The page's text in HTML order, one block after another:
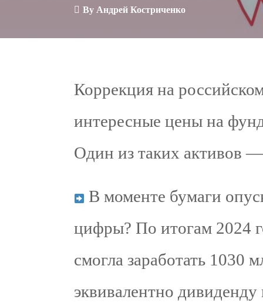
By Андрей Костриченко
Коррекция на
интересные цены на
Один из таких активов
В моменте бумаги
цифры? По итогам 2024
смогла заработать 1030
эквивалентно